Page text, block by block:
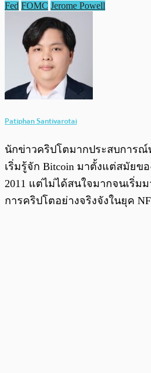
Fed FOMC Jerome Powell
Patiphan Santivarotai
นักข่าวคริปโตมากประสบการณ์
เริ่มรู้จัก Bitcoin มาตั้งแต่สมัยขอ
2011 แต่ไม่ได้สนใจมากจนเริ่ม
การคริปโตอย่างจริงจังในยุค